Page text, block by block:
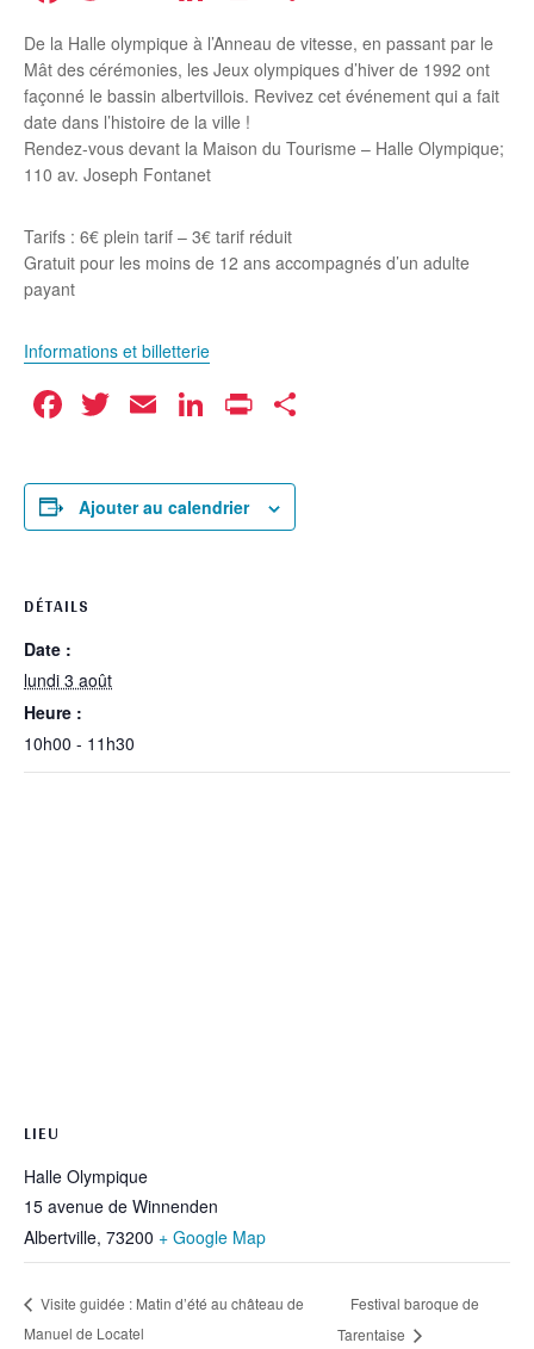
De la Halle olympique à l’Anneau de vitesse, en passant par le
Mât des cérémonies, les Jeux olympiques d’hiver de 1992 ont
façonné le bassin albertvillois. Revivez cet événement qui a fait
date dans l’histoire de la ville !
Rendez-vous devant la Maison du Tourisme – Halle Olympique;
110 av. Joseph Fontanet
Tarifs : 6€ plein tarif – 3€ tarif réduit
Gratuit pour les moins de 12 ans accompagnés d’un adulte
payant
Informations et billetterie
Facebook
Twitter
EmailLinkedIn
Print
Ajouter au calendrier
DÉTAILS
Date :
lundi 3 août
Heure :
10h00 - 11h30
LIEU
Halle Olympique
15 avenue de Winnenden
Albertville, 73200 + Google Map
Visite guidée : Matin d’été au château de
Manuel de Locatel
Festival baroque de
Tarentaise